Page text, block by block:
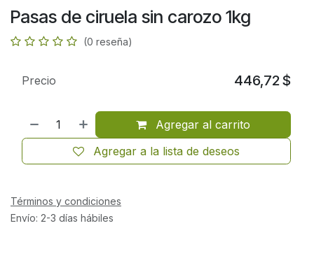
Pasas de ciruela sin carozo 1kg
(0 reseña)
Agregar al carrito
Agregar a la lista de deseos
Precio 446,72$
Términos y condiciones
Envío: 2-3 días hábiles